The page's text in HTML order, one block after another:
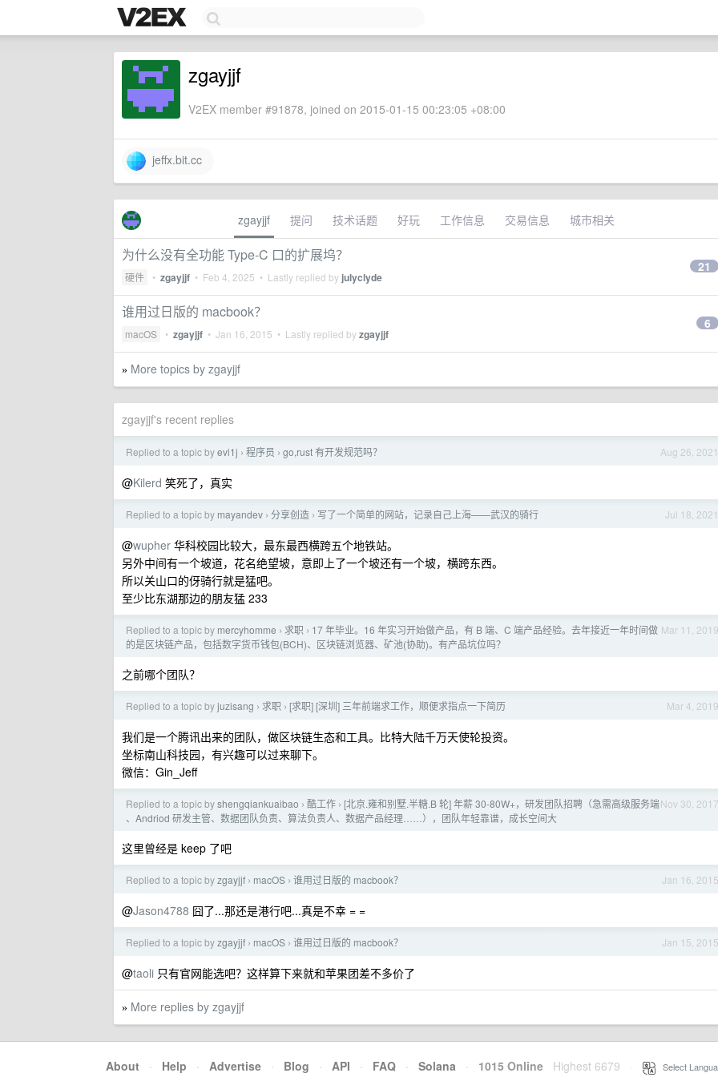
zgayjjf
V2EX member #91878, joined on 2015-01-15 00:23:05 +08:00
jeffx.bit.cc
zgayjjf 提问 技术话题 好玩 工作信息 交易信息 城市相关
为什么没有全功能 Type-C 口的扩展坞？
硬件 • zgayjjf • Feb 4, 2025 • Lastly replied by julyclyde
21
谁用过日版的 macbook？
macOS • zgayjjf • Jan 16, 2015 • Lastly replied byzgayjjf
6
» More topics by zgayjjf
zgayjjf's recent replies
Aug 26, 2021
Replied to a topic byevi1j › 程序员 › go,rust 有开发规范吗？
@Kilerd 笑死了，真实
Jul 18, 2021
Replied to a topic by mayandev › 分享创造 › 写了一个简单的网站，记录自己上海——武汉的骑行
@wupher 华科校园比较大，最东最西横跨五个地铁站。
另外中间有一个坡道，花名绝望坡，意即上了一个坡还有一个坡，横跨东西。
所以关山口的伢骑行就是猛吧。
至少比东湖那边的朋友猛 233
Mar 11, 2019
Replied to a topic by mercyhomme › 求职 › 17 年毕业。16 年实习开始做产品，有 B 端、C 端产品经验。去年接近一年时间做
的是区块链产品，包括数字货币钱包(BCH)、区块链浏览器、矿池(协助)。有产品坑位吗？
之前哪个团队？
Mar 4, 2019
Replied to a topic byjuzisang › 求职 › [求职] [深圳] 三年前端求工作，顺便求指点一下简历
我们是一个腾讯出来的团队，做区块链生态和工具。比特大陆千万天使轮投资。
坐标南山科技园，有兴趣可以过来聊下。
微信：Gin_Jeff
Nov 30, 2017
Replied to a topic byshengqiankuaibao › 酷工作 › [北京.雍和别墅.半糖.B 轮] 年薪 30-80W+，研发团队招聘（急需高级服务端
、Andriod 研发主管、数据团队负责、算法负责人、数据产品经理……），团队年轻靠谱，成长空间大
这里曾经是 keep 了吧
Jan 16, 2015
Replied to a topic byzgayjjf › macOS › 谁用过日版的 macbook？
@Jason4788 囧了...那还是港行吧...真是不幸 = =
Jan 15, 2015
Replied to a topic byzgayjjf › macOS › 谁用过日版的 macbook？
@taoli 只有官网能选吧？这样算下来就和苹果团差不多价了
» More replies by zgayjjf
About · Help · Advertise · Blog · API · FAQ · Solana · 1015 Online Highest 6679 Select